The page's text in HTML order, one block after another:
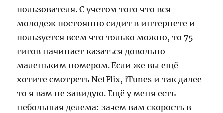
пользователя. С учетом того что вся
молодеж постоянно сидит в интернете и
пользуется всем что только можно, то 75
гигов начинает казаться довольно
маленьким номером. Если же вы ещё
хотите смотреть NetFlix, iTunes и так далее
то я вам не завидую. Ещё у меня есть
небольшая делема: зачем вам скорость в